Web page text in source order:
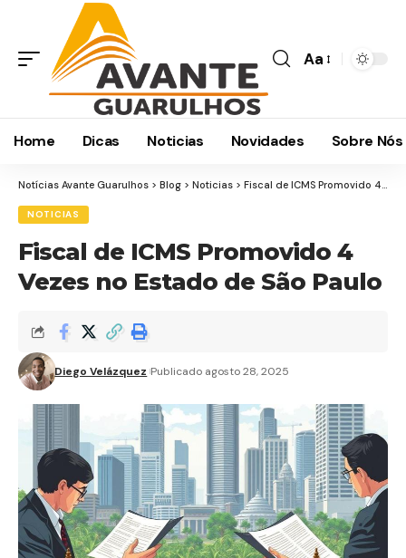
Aa
Home Dicas Noticias Novidades Sobre Nós
Notícias Avante Guarulhos > Blog > Noticias > Fiscal de ICMS Promovido 4 Vezes no Estado de São Paulo
NOTICIAS
Fiscal de ICMS Promovido 4
Vezes no Estado de São Paulo
Diego Velázquez Publicado agosto 28, 2025